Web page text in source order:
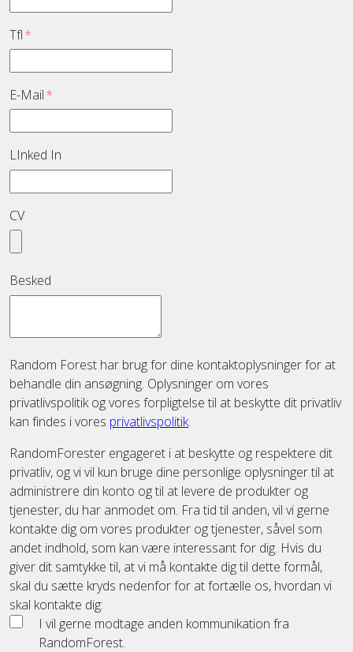
Tfl*
E-Mail*
LInked In
CV
Besked
Random Forest har brug for dine kontaktoplysninger for at
behandle din ansøgning. Oplysninger om vores
privatlivspolitik og vores forpligtelse til at beskytte dit privatliv
kan findes i vores privatlivspolitik.
RandomForester engageret i at beskytte og respektere dit
privatliv, og vi vil kun bruge dine personlige oplysninger til at
administrere din konto og til at levere de produkter og
tjenester, du har anmodet om. Fra tid til anden, vil vi gerne
kontakte dig om vores produkter og tjenester, såvel som
andet indhold, som kan være interessant for dig. Hvis du
giver dit samtykke til, at vi må kontakte dig til dette formål,
skal du sætte kryds nedenfor for at fortælle os, hvordan vi
skal kontakte dig:
I vil gerne modtage anden kommunikation fra
RandomForest.